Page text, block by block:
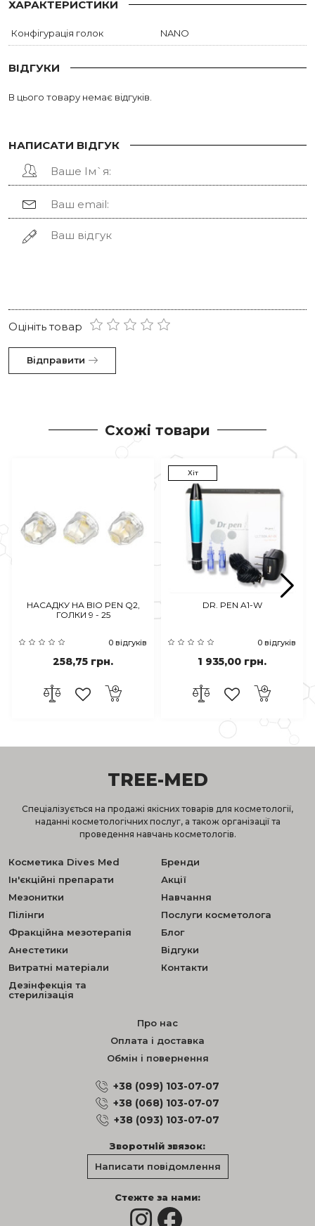
ХАРАКТЕРИСТИКИ
Конфігурація голок NANO
ВІДГУКИ
В цього товару немає відгуків.
НАПИСАТИ ВІДГУК
Оцініть товар
Відправити
Схожі товари
НАСАДКУ НА BIO PEN Q2,
ГОЛКИ 9 - 25
0 відгуків
258,75 грн.
Хіт
DR. PEN A1-W
0 відгуків
1 935,00 грн.
TREE-MED
Спеціалізується на продажі якісних товарів для косметології,
наданні косметологічних послуг, а також організації та
проведення навчань косметологів.
Косметика Dives Med
Ін'єкційні препарати
Мезонитки
Пілінги
Фракційна мезотерапія
Анестетики
Витратні матеріали
Дезінфекція та
стерилізація
Бренди
Акції
Навчання
Послуги косметолога
Блог
Відгуки
Контакти
Про нас
Оплата і доставка
Обмін і повернення
+38 (099) 103-07-07
+38 (068) 103-07-07
+38 (093) 103-07-07
Зворотній звязок:
Написати повідомлення
Стежте за нами: